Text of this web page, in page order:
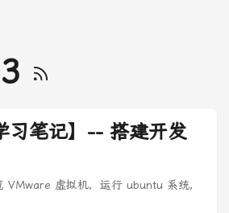
习笔记】-- 搭建开发
VMware 虚拟机，运行 ubuntu 系统，